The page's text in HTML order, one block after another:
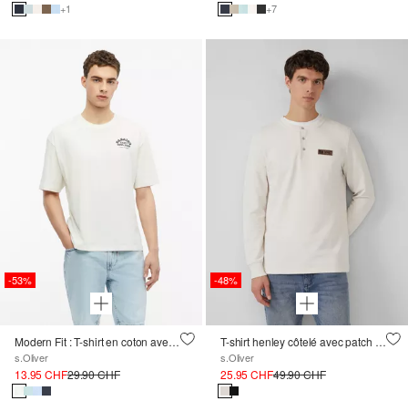
+1 +7
-53%
Modern Fit : T-shirt en coton avec imprimé devant et dos
s.Oliver
13.95 CHF29.90 CHF
-48%
T-shirt henley côtelé avec patch d'étiquette
s.Oliver
25.95 CHF49.90 CHF